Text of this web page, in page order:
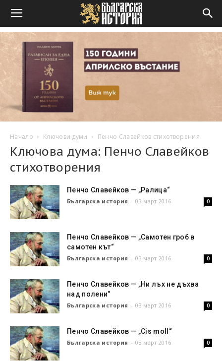
Начало Ключови думи Пенчо Славейков стихотворения
Ключова дума: Пенчо Славейков
стихотворения
Пенчо Славейков — „Ралица“
Българска история - 03 март 2016 0
Пенчо Славейков — „Самотен гроб в
самотен кът“
Българска история - 03 март 2016 0
Пенчо Славейков — „Ни лъх не дъхва
над полени“
Българска история - 03 март 2016 0
Пенчо Славейков — „Cis moll“
Българска история - 03 март 2016 0